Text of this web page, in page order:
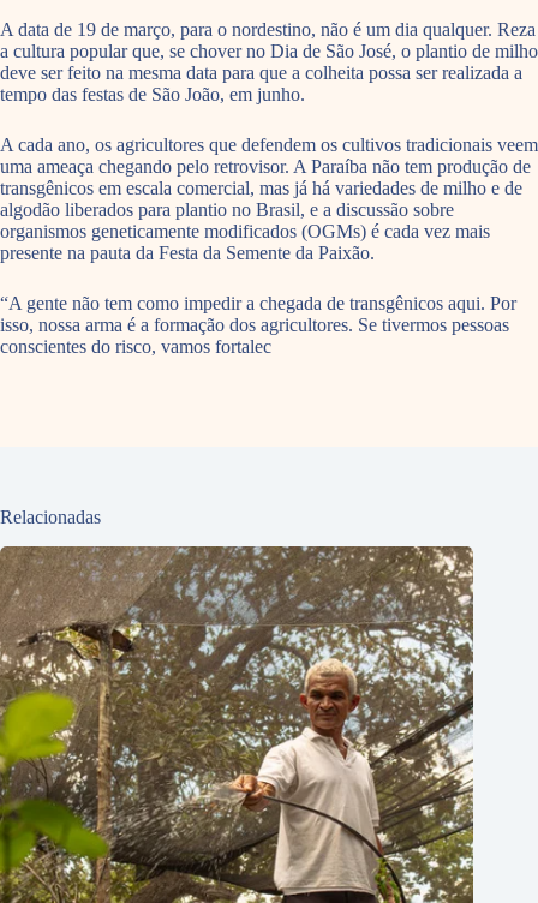
A data de 19 de março, para o nordestino, não é um dia qualquer. Reza
a cultura popular que, se chover no Dia de São José, o plantio de milho
deve ser feito na mesma data para que a colheita possa ser realizada a
tempo das festas de São João, em junho.
A cada ano, os agricultores que defendem os cultivos tradicionais veem
uma ameaça chegando pelo retrovisor. A Paraíba não tem produção de
transgênicos em escala comercial, mas já há variedades de milho e de
algodão liberados para plantio no Brasil, e a discussão sobre
organismos geneticamente modificados (OGMs) é cada vez mais
presente na pauta da Festa da Semente da Paixão.
“A gente não tem como impedir a chegada de transgênicos aqui. Por
isso, nossa arma é a formação dos agricultores. Se tivermos pessoas
conscientes do risco, vamos fortalec
Relacionadas